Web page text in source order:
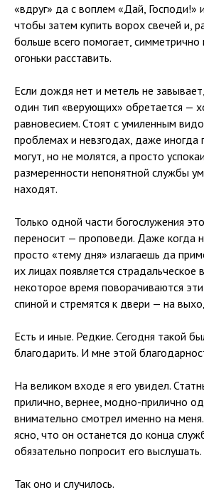
«вдруг» да с воплем «Дай,
чтобы затем купить ворох свечей и,
больше всего помогает, симметрично
огоньки расставить.
Если дождя нет и метель не
один тип «верующих» обретается —
равновесием. Стоят с умиленным
проблемах и невзгодах, даже иногда
могут, но не молятся, а просто
размеренности непонятной службы
находят.
Только одной части богослужения
переносит — проповеди. Даже когда
просто «тему дня» излагаешь да
их лицах появляется страдальческое
некоторое время поворачиваются
спиной и стремятся к двери — на
Есть и иные. Редкие. Сегодня такой
благодарить. И мне этой
На великом входе я его увидел.
прилично, вернее, модно-прилично
внимательно смотрел именно на
ясно, что он останется до конца
обязательно попросит его выслушать.
Так оно и случилось.